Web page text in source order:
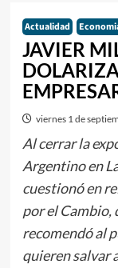
Actualidad
JAVIER
viernes 1 de
Al cerrar la
Argentino en
cuestionó en
por el Cambio,
recomendó al
quieren salvar